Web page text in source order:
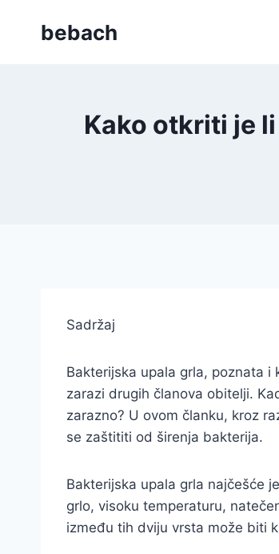
bebach
Kako otkriti je
Sadržaj
Bakterijska upala grla, poznata
zarazi drugih članova obitelji.
zarazno? U ovom članku, kroz
se zaštititi od širenja bakterija.
Bakterijska upala grla najčešće
grlo, visoku temperaturu,
između tih dviju vrsta može biti